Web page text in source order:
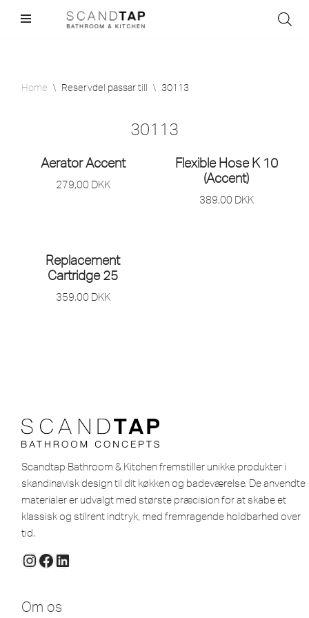
Home \ Reservdel passar till \ 30113
30113
Aerator Accent
279,00 DKK
Flexible Hose K 10
(Accent)
389,00 DKK
Replacement
Cartridge 25
359,00 DKK
Scandtap Bathroom & Kitchen fremstiller unikke produkter i
skandinavisk design til dit køkken og badeværelse. De anvendte
materialer er udvalgt med største præcision for at skabe et
klassisk og stilrent indtryk, med fremragende holdbarhed over
tid.
Om os